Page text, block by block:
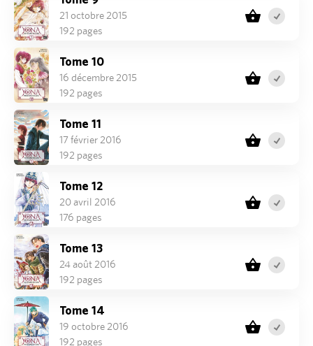
21 octobre 2015
192 pages
Tome 10
16 décembre 2015
192 pages
Tome 11
17 février 2016
192 pages
Tome 12
20 avril 2016
176 pages
Tome 13
24 août 2016
192 pages
Tome 14
19 octobre 2016
192 pages